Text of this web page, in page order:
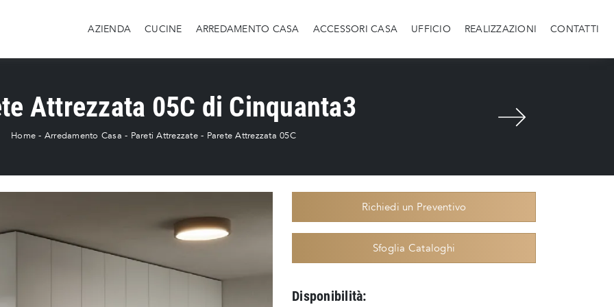
AZIENDA CUCINE ARREDAMENTO CASA ACCESSORI CASA UFFICIO REALIZZAZIONI CONTATTI
Attrezzata 05C di Cinquanta3
Home - Arredamento Casa - Pareti Attrezzate - Parete Attrezzata 05C
Richiedi un Preventivo
Sfoglia Cataloghi
Disponibilità: